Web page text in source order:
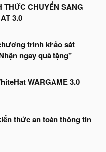
THỨC CHUYỂN SANG
3.0
trình khảo sát
ngay quà tặng"
WARGAME 3.0
thức an toàn thông tin